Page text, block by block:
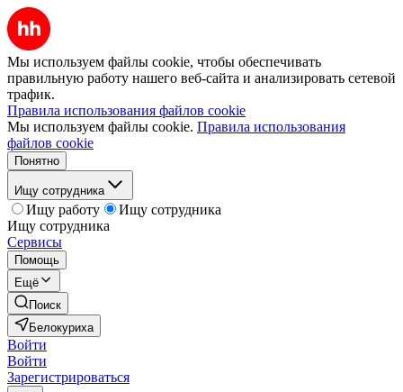
Мы используем файлы cookie, чтобы обеспечивать
правильную работу нашего веб-сайта и анализировать сетевой
трафик.
Правила использования файлов cookie
Мы используем файлы cookie. Правила использования
файлов cookie
Понятно
Ищу сотрудника
Ищу работу
Ищу сотрудника
Ищу сотрудника
Сервисы
Помощь
Ещё
Поиск
Белокуриха
Войти
Войти
Зарегистрироваться